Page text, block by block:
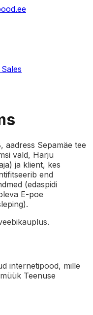
aadress Sepamäe tee
vald, Harju
ja klient, kes
end
(edaspidi
E-poe
internetipood, mille
Teenuse